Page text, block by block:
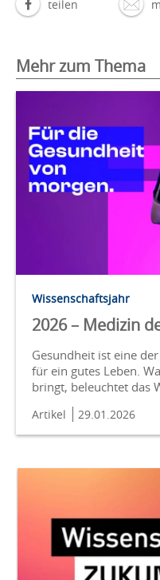
teilen
Mehr zum Thema
Wissenschaftsjahr
2026 – Medizin
Gesundheit ist eine
für ein gutes Leben.
bringt, beleuchtet das
Artikel 29.01.2026